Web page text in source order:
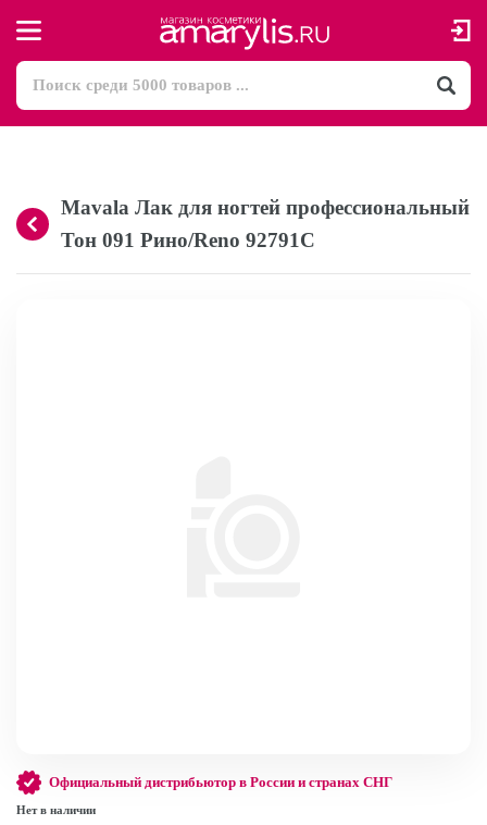
Mavala Лак для ногтей профессиональный
Тон 091 Рино/Reno 92791С
Официальный дистрибьютор в России и странах СНГ
Нет в наличии